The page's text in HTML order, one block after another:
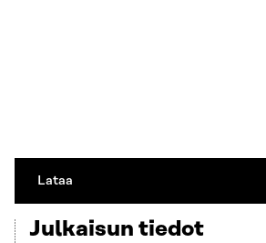
Lataa
Julkaisun tiedot